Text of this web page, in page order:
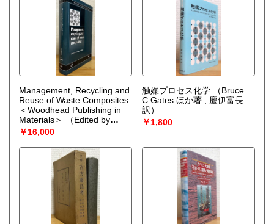
Management, Recycling and
Reuse of Waste Composites
＜Woodhead Publishing in
Materials＞
（Edited by
Vannessa Goodship）
￥16,000
触媒プロセス化学
（Bruce
C.Gates ほか著 ; 慶伊富長
訳）
￥1,800